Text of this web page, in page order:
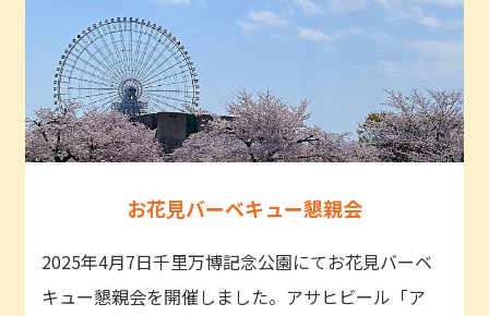
お花見バーベキュー懇親会
2025年4月7日千里万博記念公園にてお花見バーベ
キュー懇親会を開催しました。アサヒビール「ア